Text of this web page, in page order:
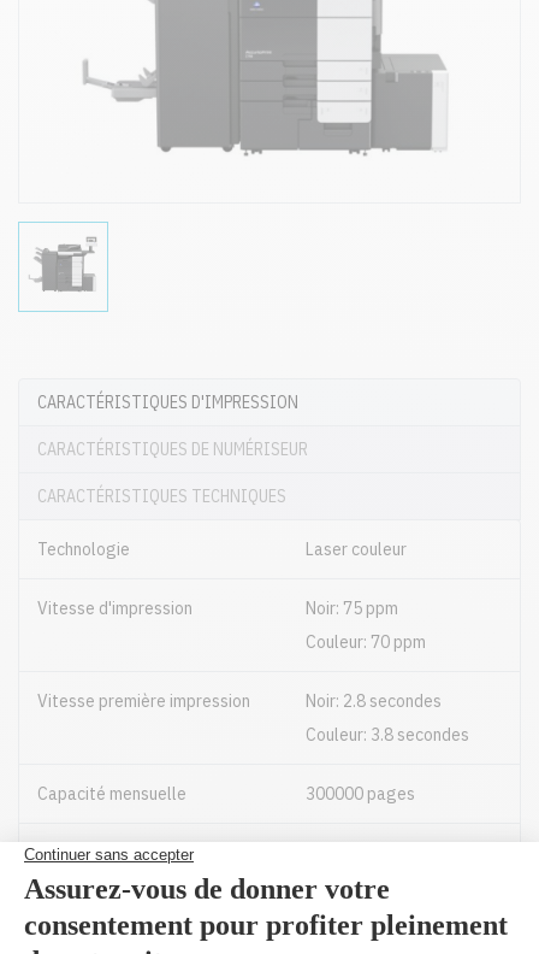
CARACTÉRISTIQUES D'IMPRESSION
CARACTÉRISTIQUES DE NUMÉRISEUR
CARACTÉRISTIQUES TECHNIQUES
Technologie Laser couleur
Vitesse d'impression
Noir: 75 ppm
Couleur: 70 ppm
Vitesse première impression
Noir: 2.8 secondes
Couleur: 3.8 secondes
Capacité mensuelle 300000 pages
Capacité bacs
Bac 2 : 500 feuilles
Bac 3 : 2500 feuilles